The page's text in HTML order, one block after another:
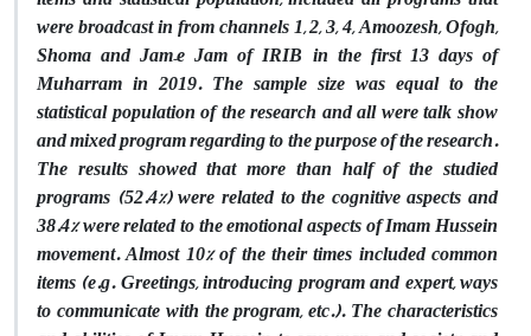
were broadcast in from channels 1, 2, 3, 4, Amoozesh, Ofogh,
Shoma and Jam–e Jam of IRIB in the first 13 days of
Muharram in 2019. The sample size was equal to the
statistical population of the research and all were talk show
and mixed program regarding to the purpose of the research.
The results showed that more than half of the studied
programs (52.4%) were related to the cognitive aspects and
38.4% were related to the emotional aspects of Imam Hussein
movement. Almost 10% of the their times included common
items (e.g. Greetings, introducing program and expert, ways
to communicate with the program, etc.). The characteristics